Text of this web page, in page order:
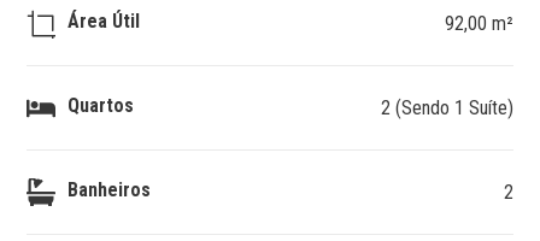
Área Útil 92,00 m²
Quartos 2 (Sendo 1 Suíte)
Banheiros 2